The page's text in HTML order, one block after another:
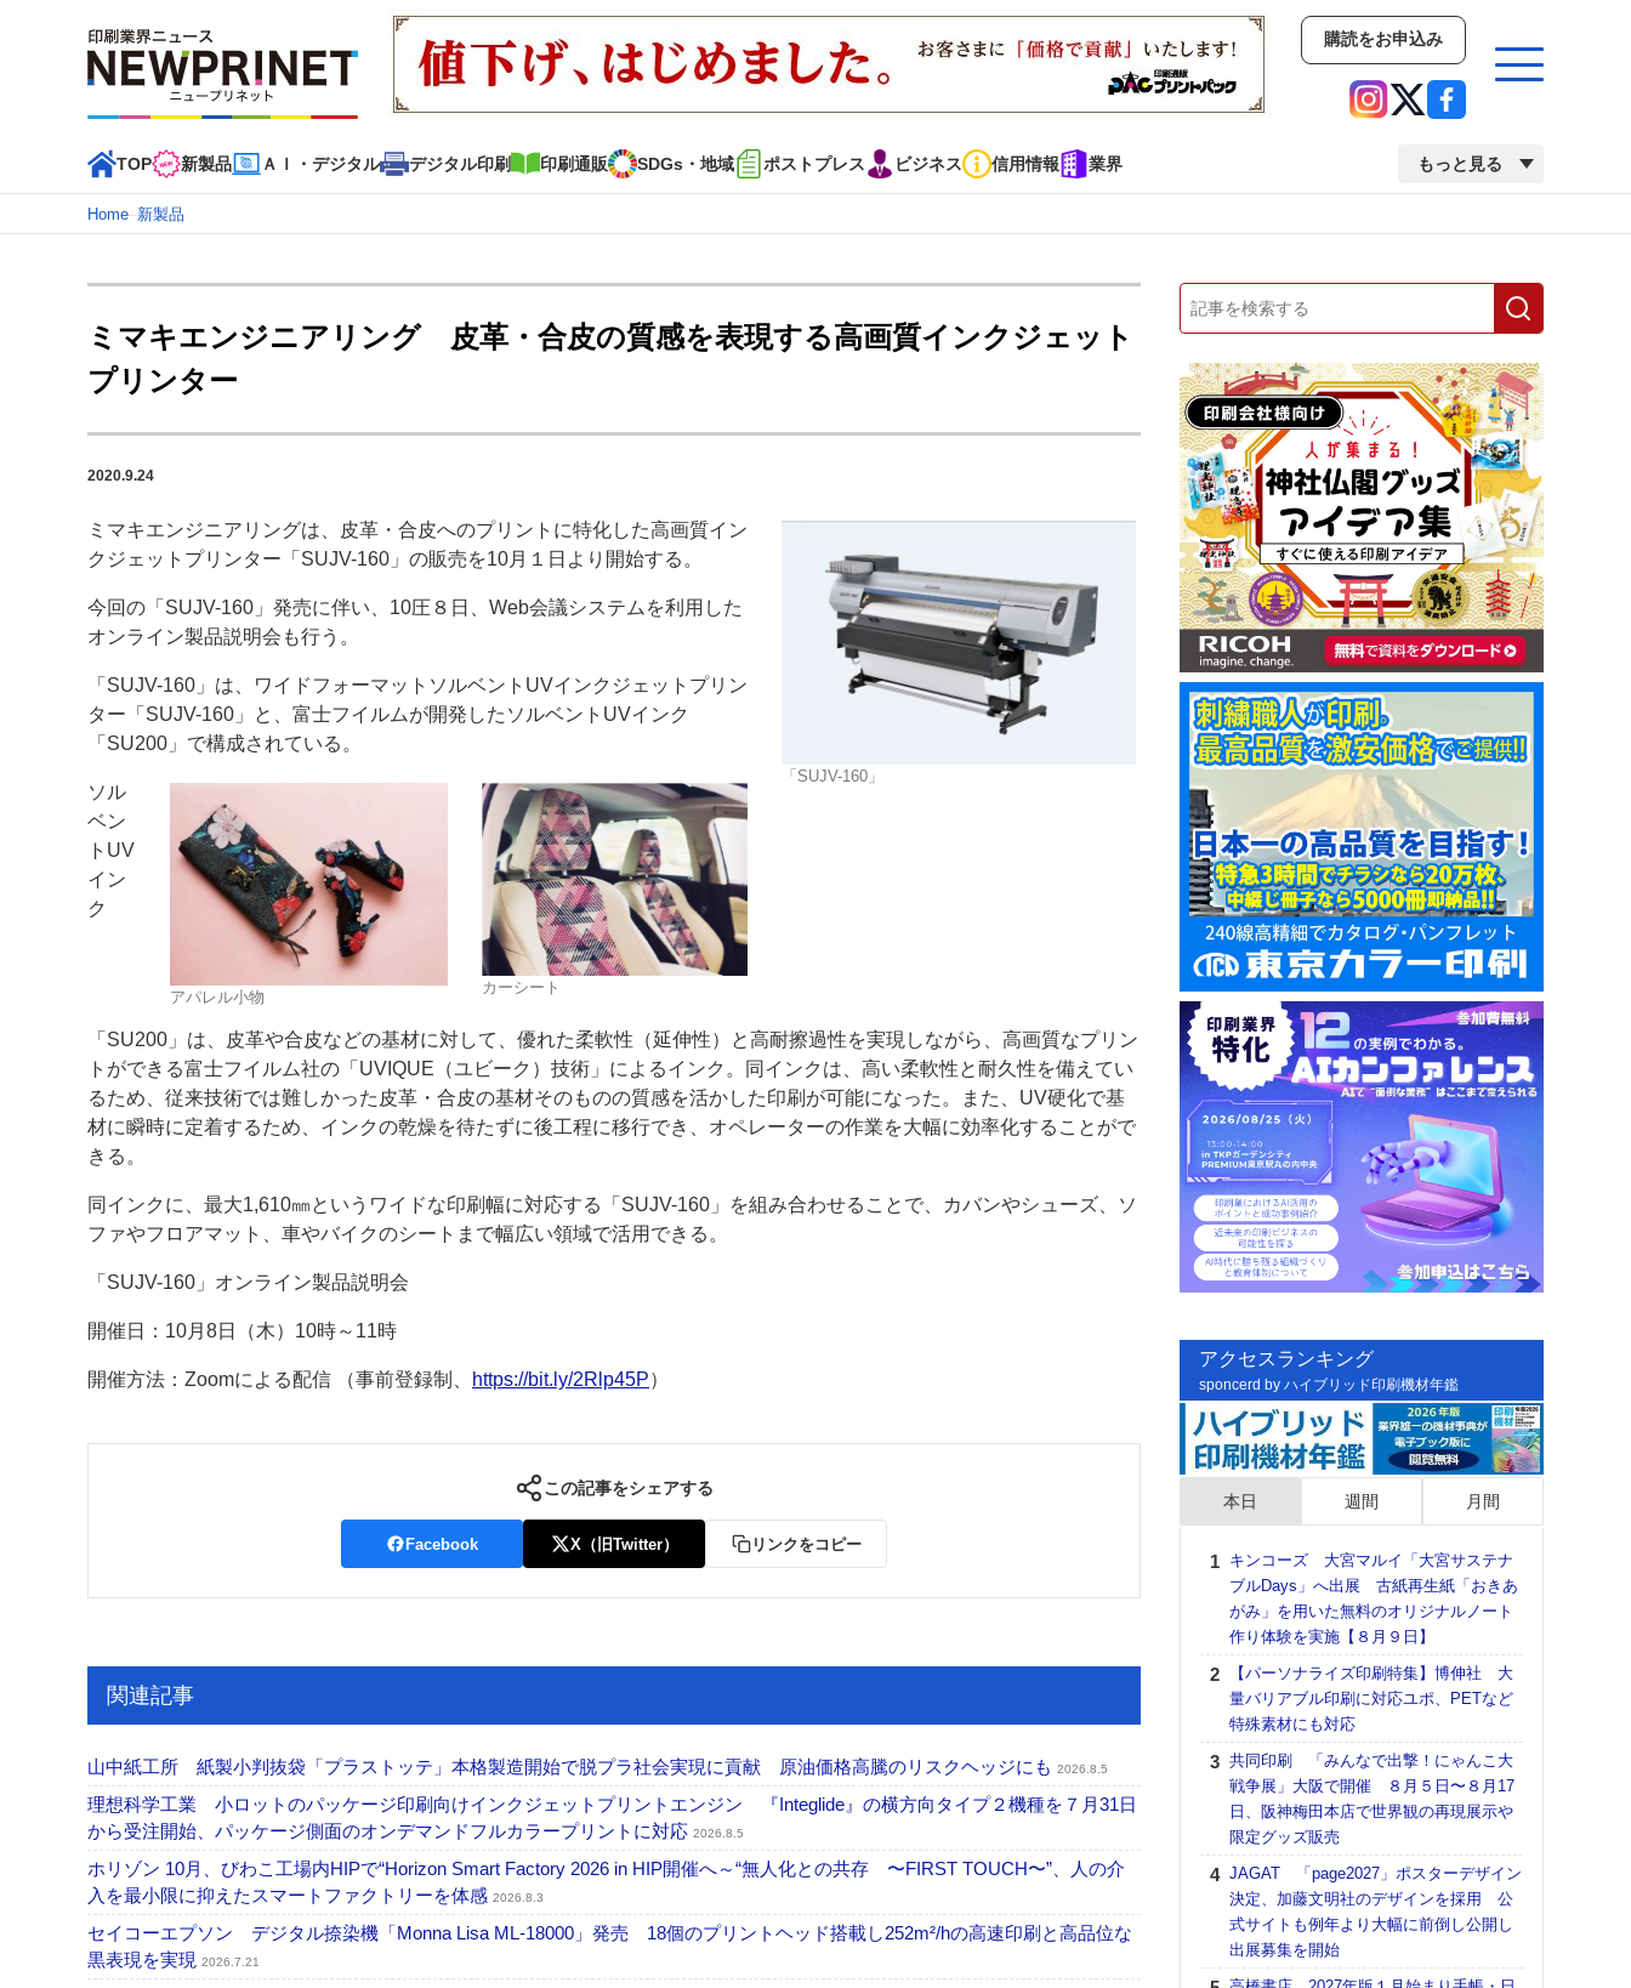
購読をお申込み
TOP 新製品 ＡＩ・デジタル デジタル印刷 印刷通販 SDGs・地域 ポストプレス ビジネス 信用情報 業界 もっと見る
イベント
インデックス
TOP 新着記事 特集記事 動画コンテンツ インタビュー コレクション
カテゴリー一覧
新商品 新製品 市場・統計 人事・移転・異動・訃報
特集記事カテゴリー一覧
中古印刷機・製本機特集
2022 検査・校正特集
特集・デジタル印刷 ～ 新成長軌道を描く
案内
発刊案内 JFPI印刷用語集
運営
会社案内 購読・購入申し込み
Home–新製品
ミマキエンジニアリング 皮革・合皮の質感を表現する高画質インクジェット
プリンター
2020.9.24
「SUJV-160」
ミマキエンジニアリングは、皮革・合皮へのプリントに特化した高画質イン
クジェットプリンター「SUJV-160」の販売を10月１日より開始する。
今回の「SUJV-160」発売に伴い、10圧８日、Web会議システムを利用した
オンライン製品説明会も行う。
「SUJV-160」は、ワイドフォーマットソルベントUVインクジェットプリン
ター「SUJV-160」と、富士フイルムが開発したソルベントUVインク
「SU200」で構成されている。
カーシート
アパレル小物
ソル
ベン
トUV
イン
ク
「SU200」は、皮革や合皮などの基材に対して、優れた柔軟性（延伸性）と高耐擦過性を実現しながら、高画質なプリン
トができる富士フイルム社の「UVIQUE（ユビーク）技術」によるインク。同インクは、高い柔軟性と耐久性を備えてい
るため、従来技術では難しかった皮革・合皮の基材そのものの質感を活かした印刷が可能になった。また、UV硬化で基
材に瞬時に定着するため、インクの乾燥を待たずに後工程に移行でき、オペレーターの作業を大幅に効率化することがで
きる。
同インクに、最大1,610㎜というワイドな印刷幅に対応する「SUJV-160」を組み合わせることで、カバンやシューズ、ソ
ファやフロアマット、車やバイクのシートまで幅広い領域で活用できる。
「SUJV-160」オンライン製品説明会
開催日：10月8日（木）10時～11時
開催方法：Zoomによる配信 （事前登録制、 https://bit.ly/2Rlp45P）
この記事をシェアする
Facebook X（旧Twitter） リンクをコピー
関連記事
山中紙工所 紙製小判抜袋「プラストッテ」本格製造開始で脱プラ社会実現に貢献 原油価格高騰のリスクヘッジにも 2026.8.5
理想科学工業 小ロットのパッケージ印刷向けインクジェットプリントエンジン 『Integlide』の横方向タイプ２機種を７月31日
から受注開始、パッケージ側面のオンデマンドフルカラープリントに対応 2026.8.5
ホリゾン 10月、びわこ工場内HIPで“Horizon Smart Factory 2026 in HIP開催へ～“無人化との共存 〜FIRST TOUCH〜”、人の介
入を最小限に抑えたスマートファクトリーを体感 2026.8.3
セイコーエプソン デジタル捺染機「Monna Lisa ML-18000」発売 18個のプリントヘッド搭載し252m²/hの高速印刷と高品位な
黒表現を実現 2026.7.21
アクセスランキング
sponcerd by ハイブリッド印刷機材年鑑
本日 週間 月間
キンコーズ 大宮マルイ「大宮サステナ
ブルDays」へ出展 古紙再生紙「おきあ
がみ」を用いた無料のオリジナルノート
作り体験を実施【８月９日】
【パーソナライズ印刷特集】博伸社 大
量バリアブル印刷に対応ユポ、PETなど
特殊素材にも対応
共同印刷 「みんなで出撃！にゃんこ大
戦争展」大阪で開催 ８月５日〜８月17
日、阪神梅田本店で世界観の再現展示や
限定グッズ販売
JAGAT 「page2027」ポスターデザイン
決定、加藤文明社のデザインを採用 公
式サイトも例年より大幅に前倒し公開し
出展募集を開始